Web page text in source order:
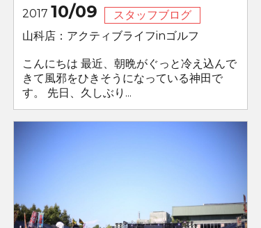
2017 10/09
スタッフブログ
山科店：アクティブライフinゴルフ
こんにちは 最近、朝晩がぐっと冷え込んで
きて風邪をひきそうになっている神田で
す。 先日、久しぶり...